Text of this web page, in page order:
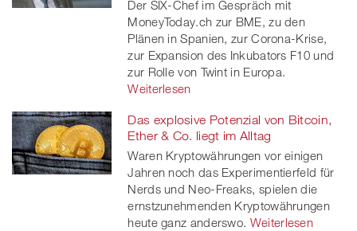
Der SIX-Chef im Gespräch mit
MoneyToday.ch zur BME, zu den
Plänen in Spanien, zur Corona-Krise,
zur Expansion des Inkubators F10 und
zur Rolle von Twint in Europa.
Weiterlesen
Das explosive Potenzial von Bitcoin,
Ether & Co. liegt im Alltag
Waren Kryptowährungen vor einigen
Jahren noch das Experimentierfeld für
Nerds und Neo-Freaks, spielen die
ernstzunehmenden Kryptowährungen
heute ganz anderswo. Weiterlesen